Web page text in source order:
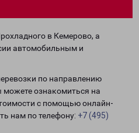
в Кемерово, а
автомобильным и
по направлению
ознакомиться на
с помощью онлайн-
нам по телефону: +7 (495)